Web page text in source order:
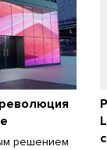
решением